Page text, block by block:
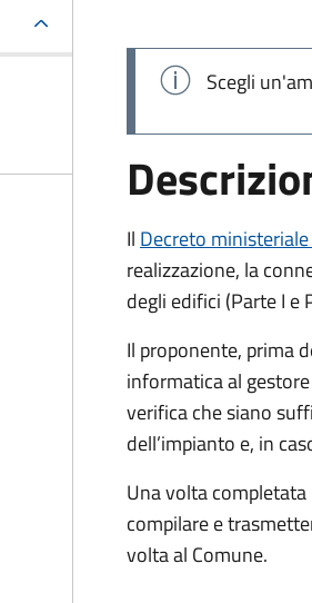
Scegli
Il Decreto
realizzazione, la
degli edifici (Parte I e
Il proponente, prima
informatica al
verifica che siano
dell’impianto e, in
Una volta
compilare e
volta al Comune.